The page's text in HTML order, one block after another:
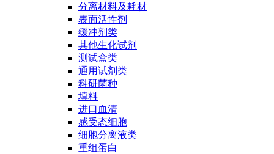
分离材料及耗材
表面活性剂
缓冲剂类
其他生化试剂
测试盒类
通用试剂类
科研菌种
填料
进口血清
感受态细胞
细胞分离液类
重组蛋白